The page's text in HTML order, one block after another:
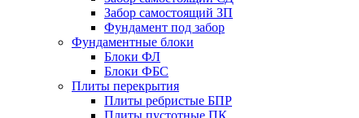
Забор самостоящий ЗП
Фyндамент под забор
Фундаментные блоки
Блоки ФЛ
Блоки ФБС
Плиты перекрытия
Плиты ребристые БПР
Плиты пустотные ПК